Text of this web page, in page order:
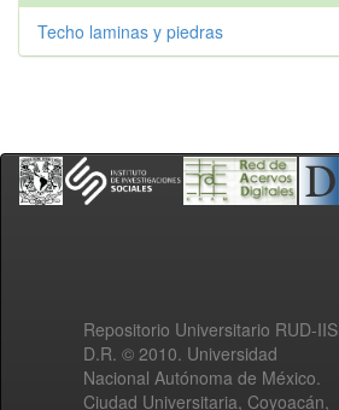
Techo laminas y piedras
Repositorio Universitario RUD-IIS
D.R. © 2010. Universidad
Nacional Autónoma de México.
Ciudad Universitaria, Coyoacán,